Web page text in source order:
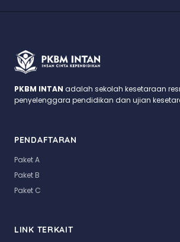
PKBM INTAN adalah sekolah kesetaraan
penyelenggara pendidikan dan ujian
PENDAFTARAN
Paket A
Paket B
Paket C
LINK TERKAIT